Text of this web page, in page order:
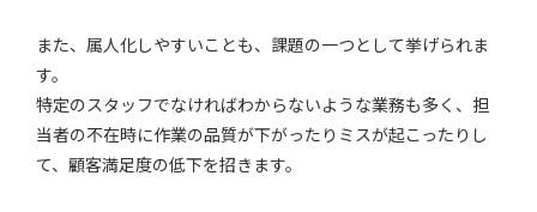
また、属人化しやすいことも、課題の一つとして挙げられま
す。
特定のスタッフでなければわからないような業務も多く、担
当者の不在時に作業の品質が下がったりミスが起こったりし
て、顧客満足度の低下を招きます。